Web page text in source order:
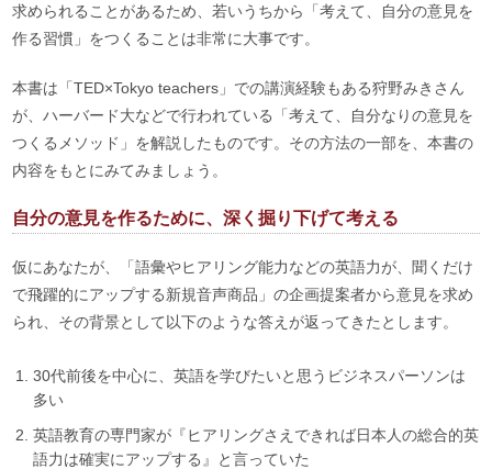
求められることがあるため、若いうちから「考えて、自分の意見を
作る習慣」をつくることは非常に大事です。
本書は「TED×Tokyo teachers」での講演経験もある狩野みきさん
が、ハーバード大などで行われている「考えて、自分なりの意見を
つくるメソッド」を解説したものです。その方法の一部を、本書の
内容をもとにみてみましょう。
自分の意見を作るために、深く掘り下げて考える
仮にあなたが、「語彙やヒアリング能力などの英語力が、聞くだけ
で飛躍的にアップする新規音声商品」の企画提案者から意見を求め
られ、その背景として以下のような答えが返ってきたとします。
30代前後を中心に、英語を学びたいと思うビジネスパーソンは
多い
英語教育の専門家が『ヒアリングさえできれば日本人の総合的英
語力は確実にアップする』と言っていた